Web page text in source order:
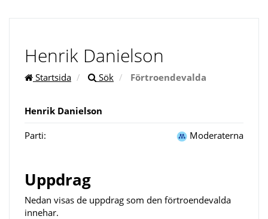
Henrik Danielson
Startsida Sök Förtroendevalda
Henrik Danielson
Moderaterna
Parti:
Uppdrag
Nedan visas de uppdrag som den förtroendevalda
innehar.